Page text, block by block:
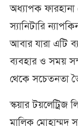
অধ্যাপক
স্যানিটারি
আবার যারা এটি
ব্যবহার ও সময়
থেকে সচেতনতা
স্কয়ার টয়লেট্রিজ
মালিক মোহাম্মদ